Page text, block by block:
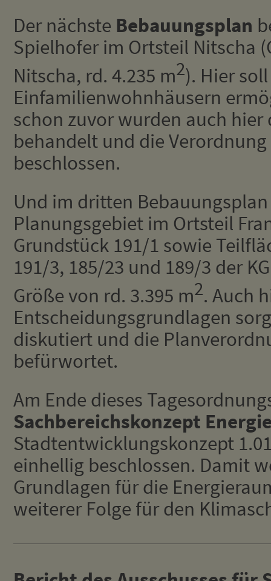
Der nächste Bebauungsplan
Spielhofer im Ortsteil Nitscha
Nitscha, rd. 4.235 m2). Hier
Einfamilienwohnhäusern
schon zuvor wurden auch
behandelt und die
beschlossen.
Und im dritten
Planungsgebiet im Ortsteil
Grundstück 191/1 sowie
191/3, 185/23 und 189/3 der
Größe von rd. 3.395 m2. Auch
Entscheidungsgrundlagen
diskutiert und die
befürwortet.
Am Ende dieses
Sachbereichskonzept
Stadtentwicklungskonzept
einhellig beschlossen. Damit
Grundlagen für die
weiterer Folge für den